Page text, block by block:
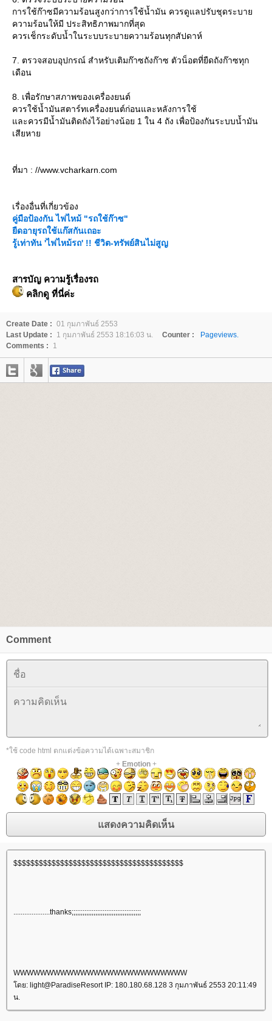
การใช้ก๊าซมีความร้อนสูงกว่าการใช้น้ำมัน ควรดูแลปรับชุดระบา
ความร้อนให้มี ประสิทธิภาพมากที่สุด
ควรเช็กระดับน้ำในระบบระบายความร้อนทุกสัปดาห์
7. ตรวจสอบอุปกรณ์ สำหรับเติมก๊าซถังก๊าซ ตัวน็อตที่ยืดถังก๊าซทุก
เดือน
8. เพื่อรักษาสภาพของเครื่องยนต์
ควรใช้น้ำมันสตาร์ทเครื่องยนต์ก่อนและหลังการใช้
ละควรมีน้ำมันติดถังไว้อย่างน้อย 1 ใน 4 ถัง เพื่อป้องกันระบบน้ำมัน
เสียหา
ที่มา : //www.vcharkarn.com
เรื่องอื่นที่เกี่ยวข้อง
คู่มือป้องกัน ไฟไหม้ "รถใช้ก๊าซ"
ืดอายุรถใช้แก๊สกันเถอะ
รู้เท่าทัน 'ไฟไหม้รถ' !! ชีวิต-ทรัพย์สินไม่สูญ
สารบัญ ความรู้เรื่องรถ
คลิกดู ที่นี่ค่ะ
Create Date : 01 กุมภาพันธ์ 2553
Last Update :
1 กุมภาพันธ์ 2553 18:16:03 น. Counter :
Pageviews.
Comments :
1
Comment
*ใช้ code html ตกแต่งข้อความได้เฉพาะสมาชิก
+ Emotion+
$$$$$$$$$$$$$$$$$$$$$$$$$$$$$$$$$$$$$$$$
....................thanks;;;;;;;;;;;;;;;;;;;;;;;;;;;;;;;;;;;;;;
WWWWWWWWWWWWWWWWWWWWWWWWWW
ดย: light@ParadiseResort IP: 180.180.68.128 3 กุมภาพันธ์ 2553 20:11:49
น.